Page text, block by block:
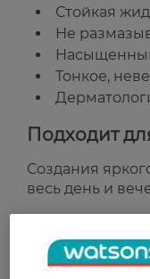
Стойкая
Не
Тонкое,
Подходит
Создания
весь день и
Рейтинг и отзывы